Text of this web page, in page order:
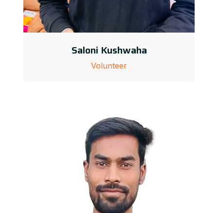
Saloni Kushwaha
Volunteer